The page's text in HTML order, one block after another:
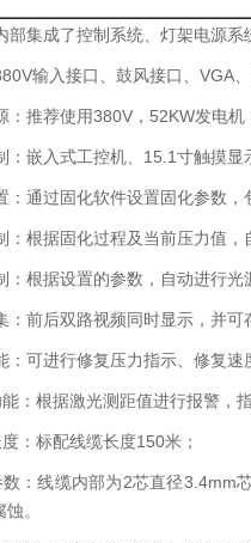
部集成了控制系统、灯架电源系
输入接口、鼓风接口、VGA、
：推荐使用380V，52KW发电机
：嵌入式工控机、15.1寸触摸显
：通过固化软件设置固化参数
：根据固化过程及当前压力值，
：根据设置的参数，自动进行光
：前后双路视频同时显示，并
：可进行修复压力指示、修复速
：根据激光测距值进行报警，
：标配线缆长度150米；
：线缆内部为2芯直径3.4mm
。